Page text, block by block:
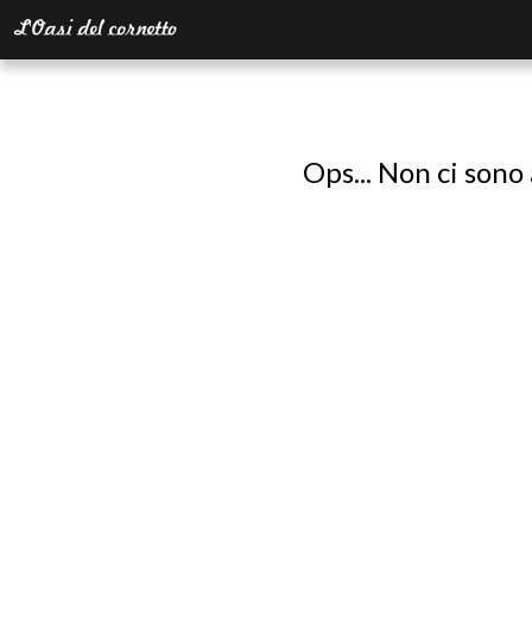
Ops... Non ci